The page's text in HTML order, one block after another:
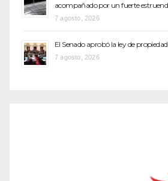
acompañado por un fuerte
7 agosto, 2026
El Senado aprobó la ley de
7 agosto, 2026